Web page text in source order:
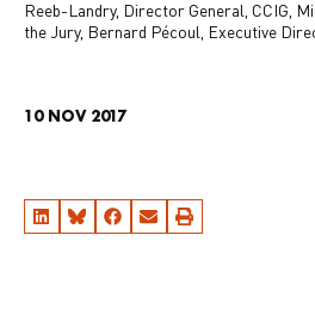
Reeb-Landry, Director General, CCIG,
the Jury, Bernard Pécoul, Executive
10 NOV 2017